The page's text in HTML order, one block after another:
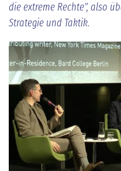
die extreme Rechte”, also
Strategie und Taktik.